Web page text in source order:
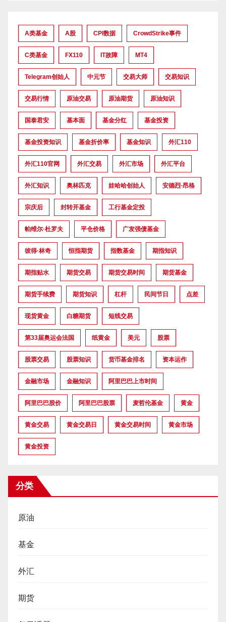
A类基金 A股 CPI数据 CrowdStrike事件
C类基金 FX110 IT故障 MT4
Telegram创始人 中元节 交易大师 交易知识
交易行情 原油交易 原油期货 原油知识
国泰君安 基本面 基金分红 基金投资
基金投资知识 基金折价率 基金知识 外汇110
外汇110官网 外汇交易 外汇市场 外汇平台
外汇知识 奥林匹克 娃哈哈创始人 安德烈·昂格
宗庆后 封转开基金 工行基金定投
帕维尔·杜罗夫 平仓价格 广发强债基金
彼得·林奇 恒指期货 指数基金 期指知识
期指贴水 期货交易 期货交易时间 期货基金
期货手续费 期货知识 杠杆 民间节日 点差
现货黄金 白糖期货 短线交易
第33届奥运会法国 纸黄金 美元 股票
股票交易 股票知识 货币基金排名 资本运作
金融市场 金融知识 阿里巴巴上市时间
阿里巴巴股价 阿里巴巴股票 麦哲伦基金 黄金
黄金交易 黄金交易日 黄金交易时间 黄金市场
黄金投资
分类
原油
基金
外汇
期货